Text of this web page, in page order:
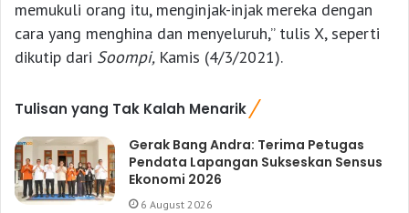
memukuli orang itu, menginjak-injak mereka dengan
cara yang menghina dan menyeluruh,” tulis X, seperti
dikutip dari Soompi, Kamis (4/3/2021).
Tulisan yang Tak Kalah Menarik
Gerak Bang Andra: Terima Petugas
Pendata Lapangan Sukseskan Sensus
Ekonomi 2026
6 August 2026